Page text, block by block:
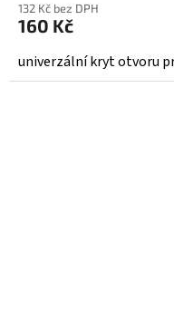
132 Kč bez DPH
160 Kč
univerzální kryt otvoru